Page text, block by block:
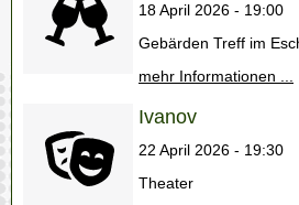
18 April 2026 - 19:00
Gebärden Treff im
mehr Informationen ...
Ivanov
22 April 2026 - 19:30
Theater